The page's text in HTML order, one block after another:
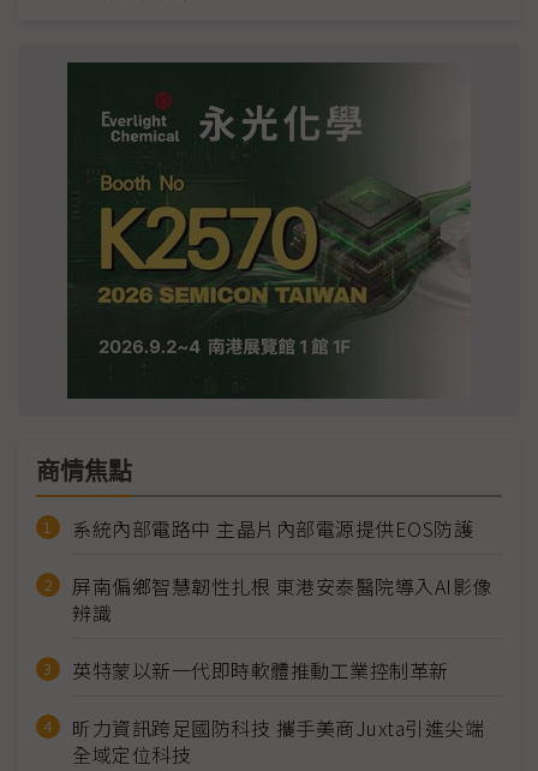
商情焦點
系統內部電路中 主晶片內部電源提供EOS防護
屏南偏鄉智慧韌性扎根 東港安泰醫院導入AI影像
辨識
英特蒙以新一代即時軟體推動工業控制革新
昕力資訊跨足國防科技 攜手美商Juxta引進尖端
全域定位科技